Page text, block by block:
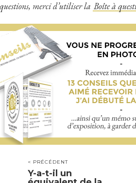
merci d’utiliser la Boîte à
< PRÉCÉDENT
Y-a-t-il un